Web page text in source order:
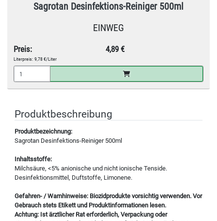
Sagrotan Desinfektions-Reiniger 500ml
EINWEG
Preis: 4,89 €
Literpreis: 9,78 €/Liter
Produktbeschreibung
Produktbezeichnung:
Sagrotan Desinfektions-Reiniger 500ml
Inhaltsstoffe:
Milchsäure, <5% anionische und nicht ionische Tenside.
Desinfektionsmittel, Duftstoffe, Limonene.
Gefahren- / Warnhinweise: Biozidprodukte vorsichtig verwenden. Vor
Gebrauch stets Etikett und Produktinformationen lesen.
Achtung: Ist ärztlicher Rat erforderlich, Verpackung oder